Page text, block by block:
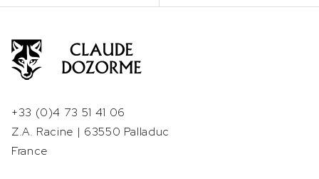
+33 (0)4 73 51 41 06
Z.A. Racine | 63550 Palladuc
France